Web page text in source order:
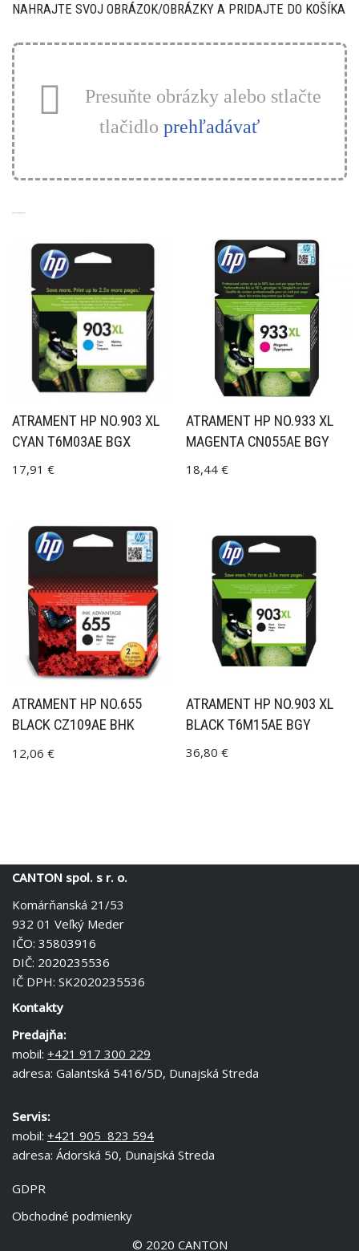
NAHRAJTE SVOJ OBRÁZOK/OBRÁZKY A PRIDAJTE DO KOŠÍKA
Presuňte obrázky alebo stlačte
tlačidlo prehľadávať
ATRAMENT HP NO.903 XL
CYAN T6M03AE BGX
17,91 €
ATRAMENT HP NO.933 XL
MAGENTA CN055AE BGY
18,44€
ATRAMENT HP NO.655
BLACK CZ109AE BHK
12,06 €
ATRAMENT HP NO.903 XL
BLACK T6M15AE BGY
36,80€
CANTON spol. s r. o.
Komárňanská 21/53
932 01 Veľký Meder
IČO: 35803916
DIČ: 2020235536
IČ DPH: SK2020235536
Kontakty
Predajňa:
mobil: +421 917 300 229
adresa: Galantská 5416/5D, Dunajská Streda
Servis:
mobil: +421 905 823 594
adresa: Ádorská 50, Dunajská Streda
GDPR
Obchodné podmienky
© 2020 CANTON